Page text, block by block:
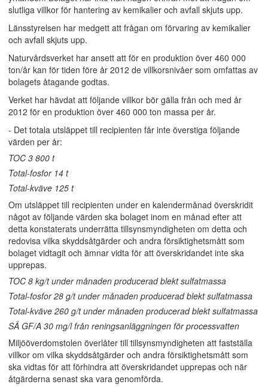
slutliga villkor för hantering av kemikalier och avfall skjuts upp.
Länsstyrelsen har medgett att frågan om förvaring av kemikalier
och avfall skjuts upp.
Naturvårdsverket har ansett att för en produktion över 460 000
ton/år kan för tiden före år 2012 de villkorsnivåer som omfattas av
bolagets åtagande godtas.
Verket har hävdat att följande villkor bör gälla från och med år
2012 för en produktion över 460 000 ton massa per år.
- Det totala utsläppet till recipienten får inte överstiga följande
värden per år:
TOC 3 800 t
Total-fosfor 14 t
Total-kväve 125 t
Om utsläppet till recipienten under en kalendermånad överskridit
något av följande värden ska bolaget inom en månad efter att
detta konstaterats underrätta tillsynsmyndigheten om detta och
redovisa vilka skyddsåtgärder och andra försiktighetsmått som
bolaget vidtagit och ämnar vidta för att överskridandet inte ska
upprepas.
TOC 8 kg/t under månaden producerad blekt sulfatmassa
Total-fosfor 28 g/t under månaden producerad blekt sulfatmassa
Total-kväve 260 g/t under månaden producerad blekt sulfatmassa
SÄ GF/A 30 mg/l från reningsanläggningen för processvatten
Miljööverdomstolen överlåter till tillsynsmyndigheten att fastställa
villkor om vilka skyddsåtgärder och andra försiktighetsmått som
ska vidtas för att förhindra att överskridandet upprepas och när
åtgärderna senast ska vara genomförda.